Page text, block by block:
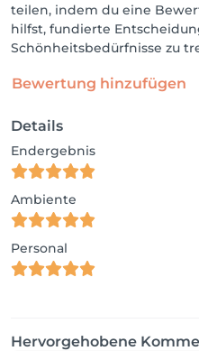
teilen, indem du eine
hilfst, fundierte
Schönheitsbedürfnisse zu
Bewertung hinzufügen
Details
Endergebnis
Ambiente
Personal
Hervorgehobene